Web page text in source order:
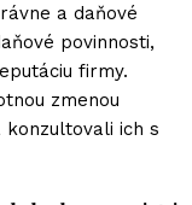
a daňové
povinnosti,
firmy.
zmenou
ich s